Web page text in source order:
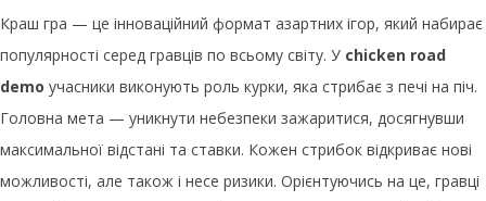
Краш гра — це інноваційний формат азартних ігор, який набирає
популярності серед гравців по всьому світу. У chicken road
demo учасники виконують роль курки, яка стрибає з печі на піч.
Головна мета — уникнути небезпеки зажаритися, досягнувши
максимальної відстані та ставки. Кожен стрибок відкриває нові
можливості, але також і несе ризики. Орієнтуючись на це, гравці